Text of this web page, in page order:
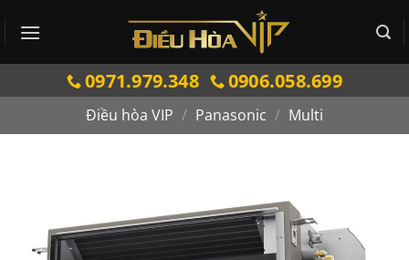
qua
0971.979.348 0906.058.699
Điều hòa VIP / Panasonic / Multi